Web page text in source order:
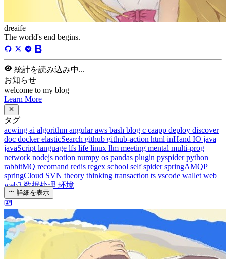
dreaife
The world's end begins.
統計を読み込み中...
お知らせ
welcome to my blog
Learn More
タグ
acwing ai algorithm angularaws bash blog c caapp deploy discover
doc dockerelasticSearch github github-action html inHand IO java
javaScript language lfs life linux llm meeting mental multi-prog
network nodejs notion numpy os pandas plugin pyspiderpython
rabbitMQ recomand redis regex school selfspiderspringAMQP
springCloud SVN theory thinking transaction ts vscode wallet web
web3数据处理 环境
詳細を表示